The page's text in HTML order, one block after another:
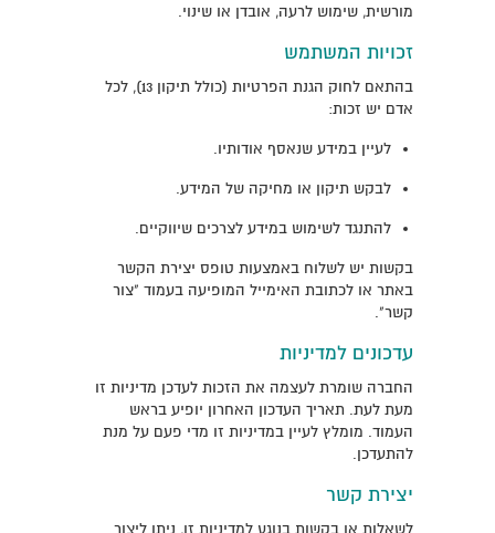
מורשית, שימוש לרעה, אובדן או שינוי.
זכויות המשתמש
בהתאם לחוק הגנת הפרטיות (כולל תיקון 13), לכל
אדם יש זכות:
לעיין במידע שנאסף אודותיו.
לבקש תיקון או מחיקה של המידע.
להתנגד לשימוש במידע לצרכים שיווקיים.
בקשות יש לשלוח באמצעות טופס יצירת הקשר
באתר או לכתובת האימייל המופיעה בעמוד "צור
קשר".
עדכונים למדיניות
החברה שומרת לעצמה את הזכות לעדכן מדיניות זו
מעת לעת. תאריך העדכון האחרון יופיע בראש
העמוד. מומלץ לעיין במדיניות זו מדי פעם על מנת
להתעדכן.
יצירת קשר
לשאלות או בקשות בנוגע למדיניות זו, ניתן ליצור